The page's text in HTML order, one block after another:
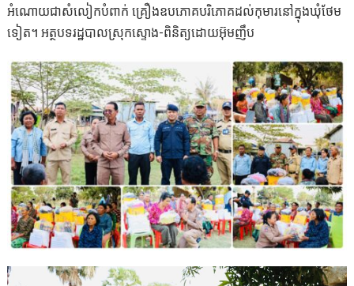
អំណោយជាសំលៀកបំពាក់ គ្រឿងឧបភោគបរិភោគដល់កុមារនៅក្នុងឃុំថែម
ទៀត។ អត្ថបទរដ្ឋបាលស្រុកស្ទោង-ពិនិត្យដោយអ៊ុមញឹប